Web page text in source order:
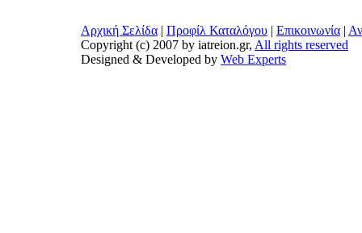
Αρχική Σελίδα | Προφίλ Καταλόγου | Επικοινωνία |
Copyright (c) 2007 by iatreion.gr, All rights reserved
Designed & Developed by Web Experts